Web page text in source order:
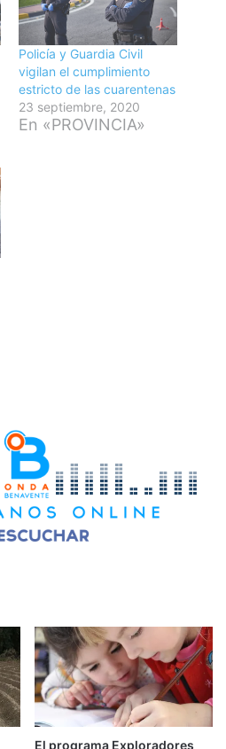
Policía y Guardia Civil
vigilan el cumplimiento
estricto de las cuarentenas
23 septiembre, 2020
En «PROVINCIA»
El programa Exploradores